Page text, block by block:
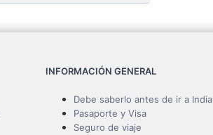
INFORMACIÓN GENERAL
Debe saberlo antes de ir a India
Pasaporte y Visa
Seguro de viaje